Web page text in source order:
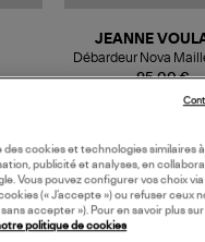
95,00 €
JEANNE
Débardeur Nova
Blanc
des cookies et technologies similaires
publicité et analyses, en
Vous pouvez configurer vos choix via
(« J’accepte ») ou refuser ceux
accepter »). Pour en savoir plus sur
politique de cookies